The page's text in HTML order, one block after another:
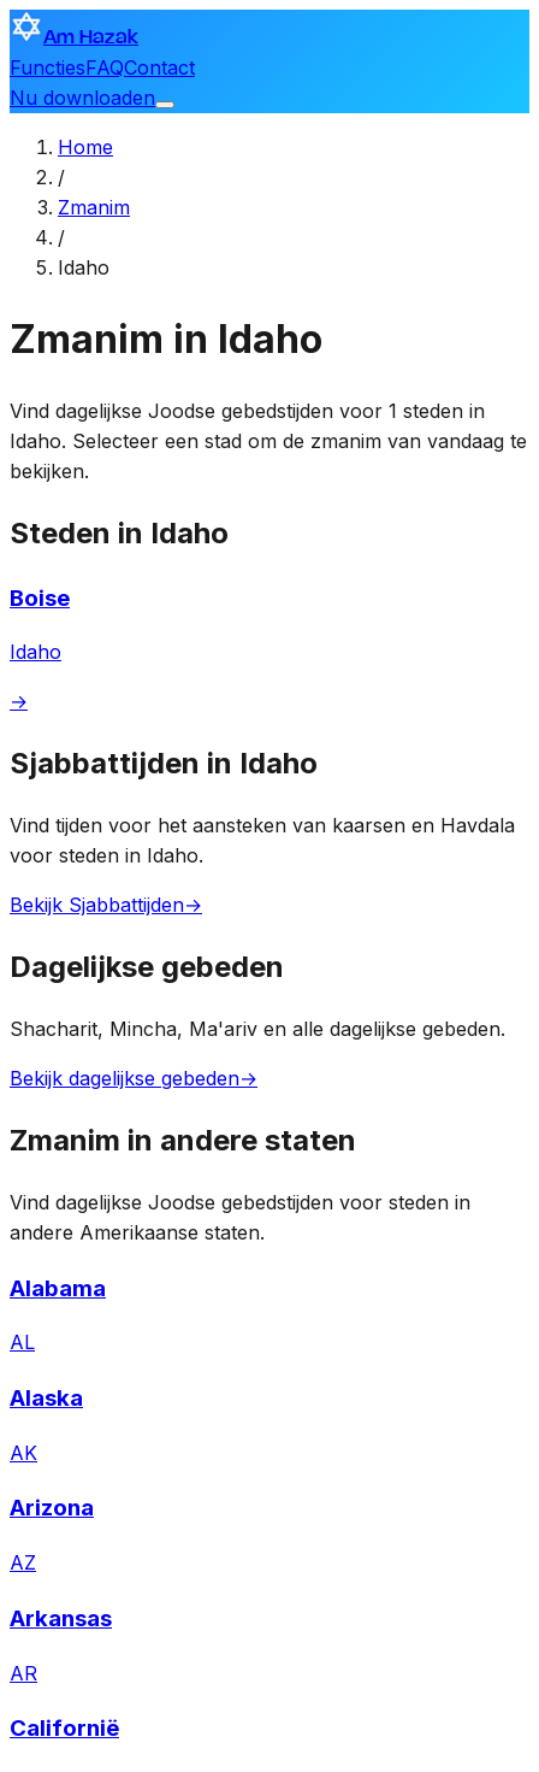
Am Hazak
FunctiesFAQContact
Nu downloaden
Home
/
Zmanim
/
Idaho
Zmanim in Idaho
Vind dagelijkse Joodse gebedstijden voor 1 steden in
Idaho. Selecteer een stad om de zmanim van vandaag te
bekijken.
Steden in Idaho
Boise
Idaho
→
Sjabbattijden in Idaho
Vind tijden voor het aansteken van kaarsen en Havdala
voor steden in Idaho.
Bekijk Sjabbattijden→
Dagelijkse gebeden
Shacharit, Mincha, Ma'ariv en alle dagelijkse gebeden.
Bekijk dagelijkse gebeden→
Zmanim in andere staten
Vind dagelijkse Joodse gebedstijden voor steden in
andere Amerikaanse staten.
Alabama
AL
Alaska
AK
Arizona
AZ
Arkansas
AR
Californië